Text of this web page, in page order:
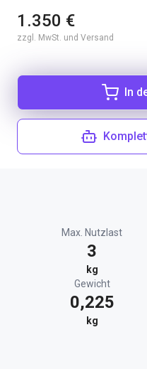
1.350 €
zzgl. MwSt. und Versand
In
Max. Nutzlast
3
kg
Gewicht
0,225
kg